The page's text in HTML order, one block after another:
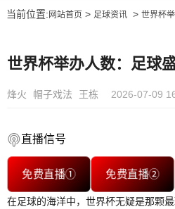
当前位置: 网站首页> 足球资讯> 世界杯
世界杯举办人数：足球
烽火 帽子戏法 王栋 2026-07-09
直播信号
免费直播① 免费直播②
在足球的海洋中，世界杯无疑是那颗